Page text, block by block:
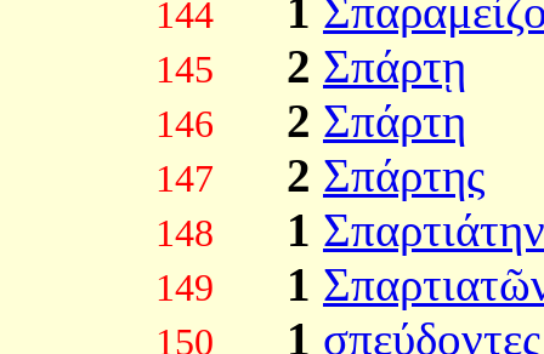
144 1
145 2 Σπάρτῃ
146 2 Σπάρτη
147 2 Σπάρτης
148 1 Σπαρτιάτην
149 1
150 1 σπεύδοντες